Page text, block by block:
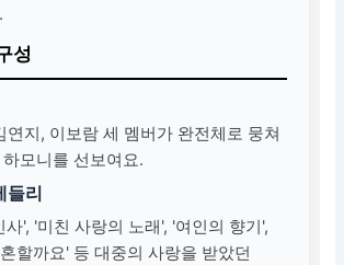
성
연지, 이보람 세 멤버가 완전체로 뭉쳐
모니를 선보여요.
들리
사', '미친 사랑의 노래', '여인의 향기',
할까요' 등 대중의 사랑을 받았던